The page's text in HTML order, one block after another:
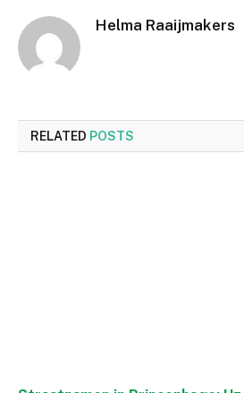
Helma Raaijmakers
RELATED POSTS